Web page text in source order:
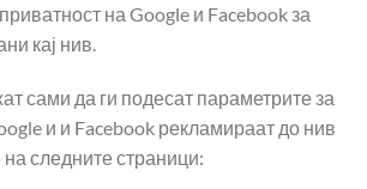
на Google и Facebook за
кај нив.
сами да ги подесат параметрите за
и и Facebook рекламираат до нив
следните страници: